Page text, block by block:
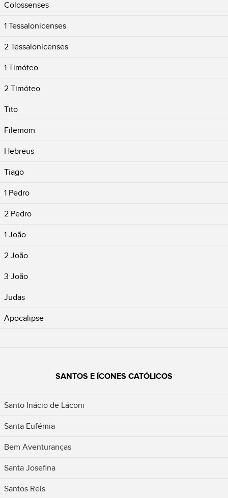
Colossenses
1 Tessalonicenses
2 Tessalonicenses
1 Timóteo
2 Timóteo
Tito
Filemom
Hebreus
Tiago
1 Pedro
2 Pedro
1 João
2 João
3 João
Judas
Apocalipse
SANTOS E ÍCONES CATÓLICOS
Santo Inácio de Láconi
Santa Eufémia
Bem Aventuranças
Santa Josefina
Santos Reis